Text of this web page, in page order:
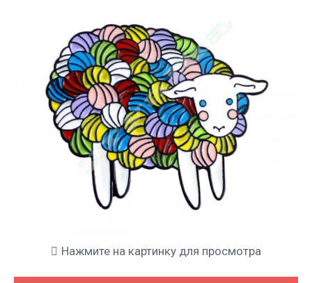
Нажмите на картинку для просмотра